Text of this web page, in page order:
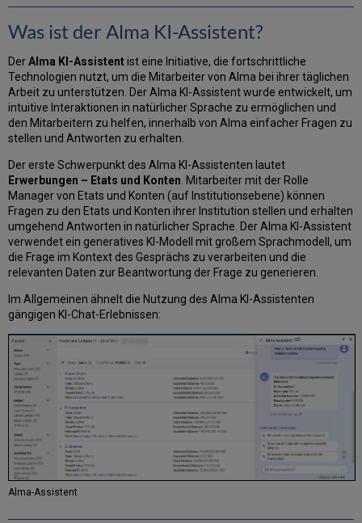
Zukunftspläne
Aktivieren
des
AIma-
Assistenten
für
Etats
und
Konten
Ihrer
Umgebung
Testen
in
einer
Sandbox-
Umgebung
Häufig
gestellte
Fragen
zum
Alma
Assistenten
Was ist der Alma KI-Assistent?
DerAlma KI-Assistentist eine Initiative, die fortschrittliche
Technologien nutzt, um die Mitarbeiter von Alma bei ihrer täglichen
Arbeit zu unterstützen. Der Alma KI-Assistent wurde entwickelt, um
intuitive Interaktionen in natürlicher Sprache zu ermöglichen und
den Mitarbeitern zu helfen, innerhalb von Alma einfacher Fragen zu
stellen und Antworten zu erhalten.
Der erste Schwerpunkt des Alma KI-Assistenten lautet
Erwerbungen – Etats und Konten . Mitarbeiter mit der Rolle
Manager von Etats und Konten (auf Institutionsebene) können
Fragen zu den Etats und Konten ihrer Institution stellen und erhalten
umgehend Antworten in natürlicher Sprache. Der Alma KI-Assistent
verwendet ein generatives KI-Modell mit großem Sprachmodell, um
die Frage im Kontext des Gesprächs zu verarbeiten und die
relevanten Daten zur Beantwortung der Frage zu generieren.
Im Allgemeinen ähnelt die Nutzung des Alma KI-Assistenten
gängigen KI-Chat-Erlebnissen:
Alma-Assistent